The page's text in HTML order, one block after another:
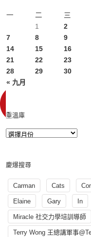
一
二 三
« 九月
1 2
7
8 9
14
15 16
21
22 23
28
29 30
重溫庫
慶爆搜尋
Carman Cats
Elaine Gary In
Miracle 社交力學培訓導師
Terry Wong 王總講軍事